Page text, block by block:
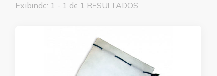
Exibindo: 1 - 1 de 1 RESULTADOS